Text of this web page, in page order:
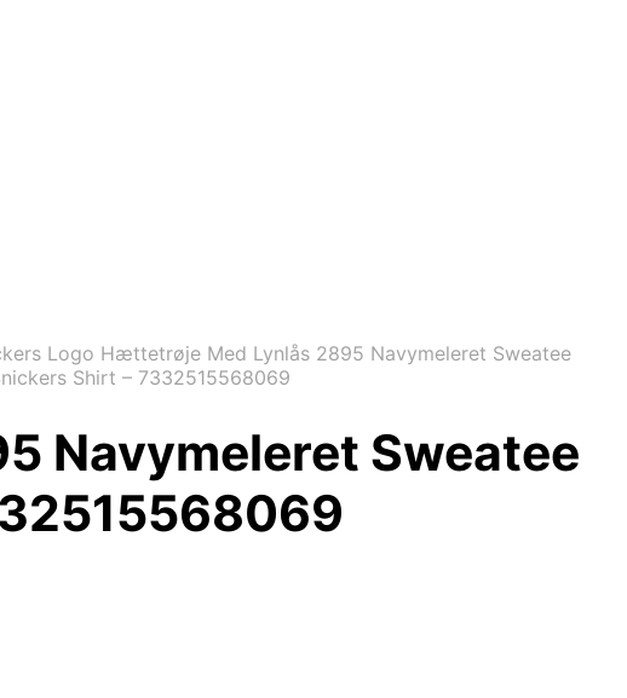
Logo Hættetrøje Med Lynlås 2895 Navymeleret Sweatee
Shirt – 7332515568069
Navymeleret Sweatee